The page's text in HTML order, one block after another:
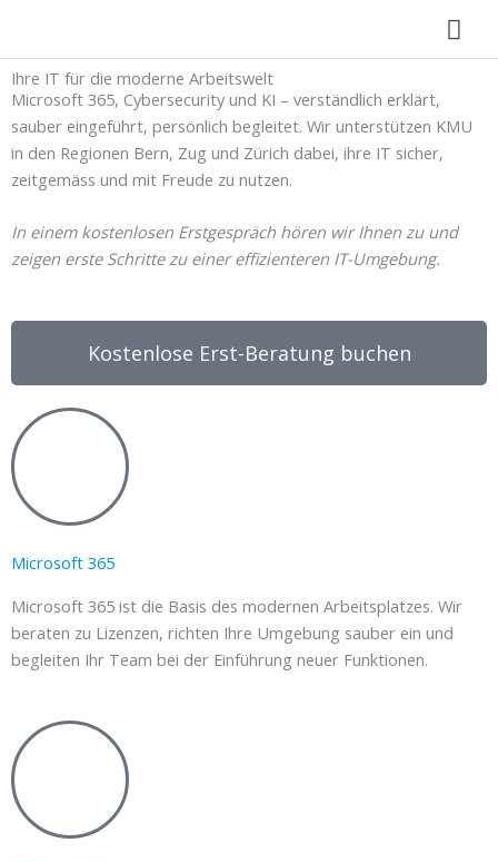
springen
Ihre IT für die moderne Arbeitswelt
Microsoft 365, Cybersecurity und KI – verständlich erklärt,
sauber eingeführt, persönlich begleitet. Wir unterstützen KMU
in den Regionen Bern, Zug und Zürich dabei, ihre IT sicher,
zeitgemäss und mit Freude zu nutzen.
In einem kostenlosen Erstgespräch hören wir Ihnen zu und
zeigen erste Schritte zu einer effizienteren IT-Umgebung.
Kostenlose Erst-Beratung buchen
Microsoft 365
Microsoft 365 ist die Basis des modernen Arbeitsplatzes. Wir
beraten zu Lizenzen, richten Ihre Umgebung sauber ein und
begleiten Ihr Team bei der Einführung neuer Funktionen.